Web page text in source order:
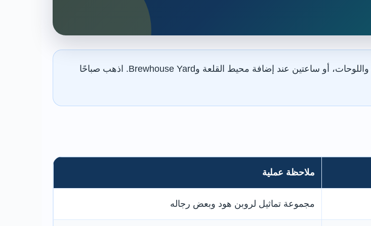
خصص من 30 إلى 60 دقيقة للتمثال والمنحوتات واللوحات، أو ساعتين عند إضافة محيط القلعة وBrewhouse Yard. اذهب صباحًا
ملاحظة عملية
مجموعة تماثيل لروبن هود وبعض رجاله